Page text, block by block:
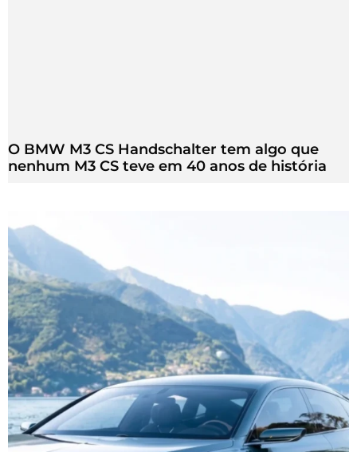
O BMW M3 CS Handschalter tem algo que
nenhum M3 CS teve em 40 anos de história